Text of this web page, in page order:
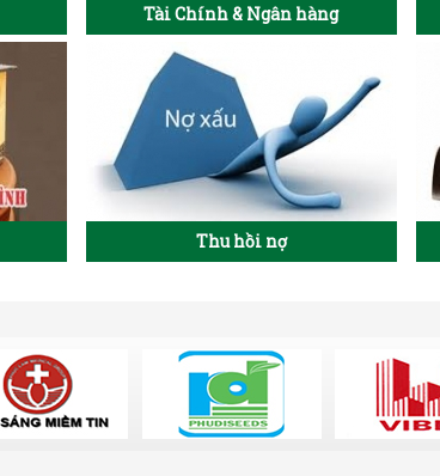
Tài Chính & Ngân hàng
Thu hồi nợ